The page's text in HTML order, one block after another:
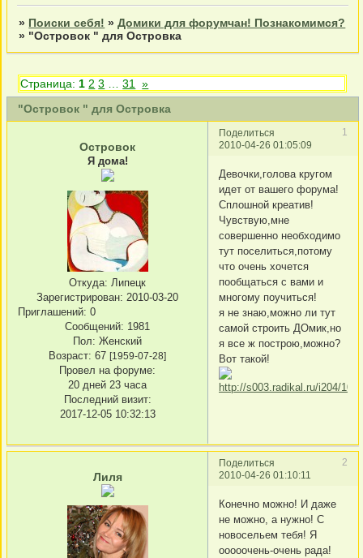
» Поиски себя! »Домики для форумчан! Познакомимся?
» "Островок " для Островка
"Островок " для Островка
Страница: 1 2 3 31 »
Поделиться
1
2010-04-26 01:05:09
Островок
Я дома!
Откуда: Липецк
Зарегистрирован: 2010-03-20
Приглашений: 0
Сообщений: 1981
Пол: Женский
Возраст: 67 [1959-07-28]
Провел на форуме:
20 дней 23 часа
Последний визит:
2017-12-05 10:32:13
Девочки,голова кругом
идет от вашего форума!
Сплошной креатив!
Чувствую,мне
совершенно необходимо
тут поселиться,потому
что очень хочется
пообщаться с вами и
многому поучиться!
я не знаю,можно ли тут
самой строить ДОмик,но
я все ж построю,можно?
Вот такой!
Поделиться
2
2010-04-26 01:10:11
Лиля
Конечно можно! И даже
не можно, а нужно! С
новосельем тебя! Я
ооооочень-очень рада!